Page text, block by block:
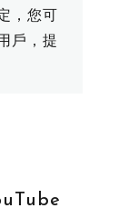
，您可
戶，提